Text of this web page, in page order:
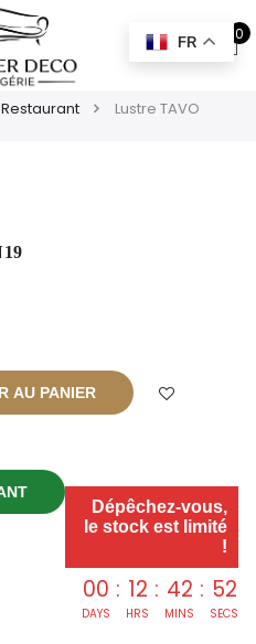
0
Restaurant Lustre TAVO
AU PANIER
Dépêchez-vous,
le stock est limité
!
00
DAYS
: 12
HRS
: 42
MINS
: 52
SECS
FR